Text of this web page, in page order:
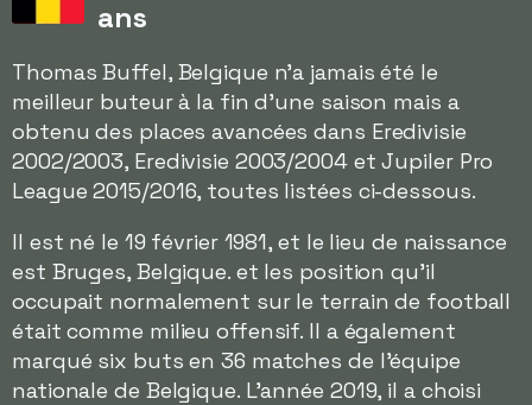
ans
Thomas Buffel, Belgique n'a jamais été le
meilleur buteur à la fin d'une saison mais a
obtenu des places avancées dans Eredivisie
2002/2003, Eredivisie 2003/2004 et Jupiler Pro
League 2015/2016, toutes listées ci-dessous.
Il est né le 19 février 1981, et le lieu de naissance
est Bruges, Belgique. et les position qu'il
occupait normalement sur le terrain de football
était comme milieu offensif. Il a également
marqué six buts en 36 matches de l'équipe
nationale de Belgique. L'année 2019, il a choisi